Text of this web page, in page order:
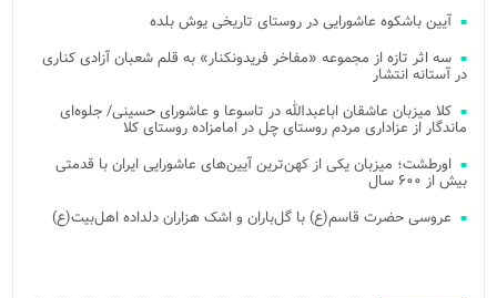
آیین باشکوه عاشورایی در روستای تاریخی یوش بلده
سه اثر تازه از مجموعه «مفاخر فریدونکنار» به قلم شعبان آزادی کناری
در آستانه انتشار
کلا میزبان عاشقان اباعبدالله در تاسوعا و عاشورای حسینی/ جلوه‌ای
ماندگار از عزاداری مردم روستای چل در امامزاده روستای کلا
اورطشت؛ میزبان یکی از کهن‌ترین آیین‌های عاشورایی ایران با قدمتی
بیش از ۶۰۰ سال
عروسی حضرت قاسم(ع) با گل‌باران و اشک هزاران دلداده اهل‌بیت(ع)